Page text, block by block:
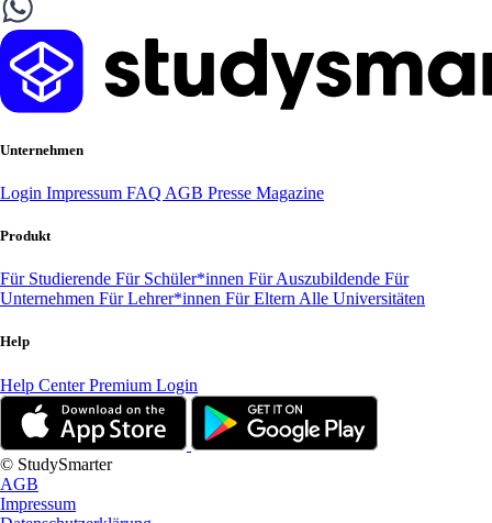
Unternehmen
Login Impressum FAQ AGB Presse Magazine
Produkt
Für Studierende Für Schüler*innen Für Auszubildende Für
Unternehmen Für Lehrer*innen Für Eltern Alle Universitäten
Help
Help CenterPremium Login
© StudySmarter
AGB
Impressum